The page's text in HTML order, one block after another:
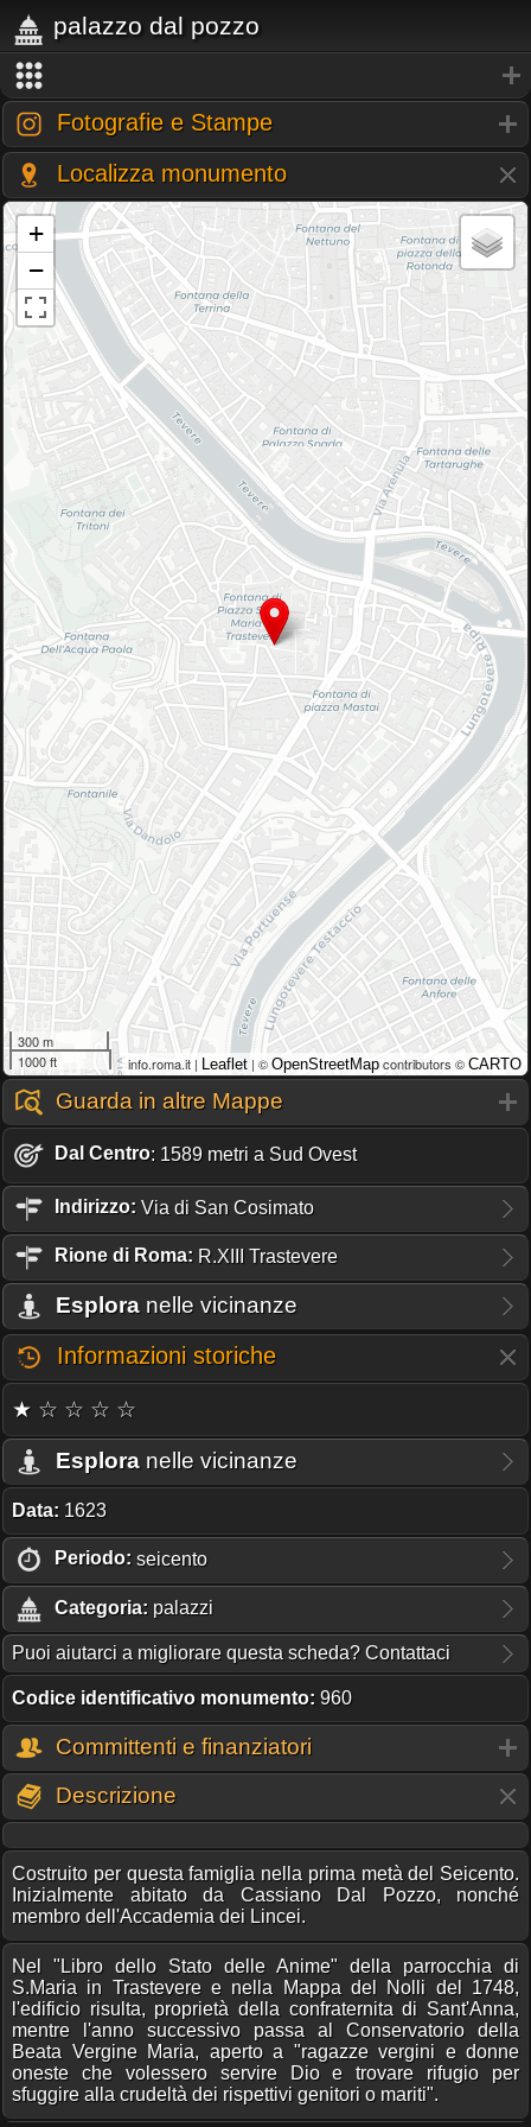
palazzo dal pozzo
Fotografie e Stampe
Localizza monumento
+
−
300 m
1000 ft
info.roma.it | Leaflet | © OpenStreetMap contributors © CARTO
Guarda in altre Mappe
Dal Centro: 1589 metri a Sud Ovest
Indirizzo: Via di San Cosimato
Rione di Roma: R.XIII Trastevere
Esplora nelle vicinanze
Informazioni storiche
★ ☆ ☆ ☆ ☆
Esplora nelle vicinanze
Data: 1623
Periodo: seicento
Categoria: palazzi
Puoi aiutarci a migliorare questa scheda? Contattaci
Codice identificativo monumento: 960
Committenti e finanziatori
Descrizione
Costruito per questa famiglia nella prima metà del Seicento.
Inizialmente abitato da Cassiano Dal Pozzo, nonché
membro dell'Accademia dei Lincei.
Nel "Libro dello Stato delle Anime" della parrocchia di
S.Maria in Trastevere e nella Mappa del Nolli del 1748,
l'edificio risulta, proprietà della confraternita di Sant'Anna,
mentre l'anno successivo passa al Conservatorio della
Beata Vergine Maria, aperto a "ragazze vergini e donne
oneste che volessero servire Dio e trovare rifugio per
sfuggire alla crudeltà dei rispettivi genitori o mariti".